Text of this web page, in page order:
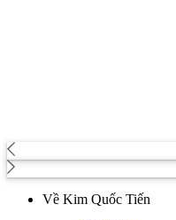
Về Kim Quốc Tiến